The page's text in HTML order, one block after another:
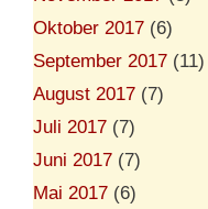
Oktober 2017 (6)
September 2017 (11)
August 2017 (7)
Juli 2017 (7)
Juni 2017 (7)
Mai 2017 (6)